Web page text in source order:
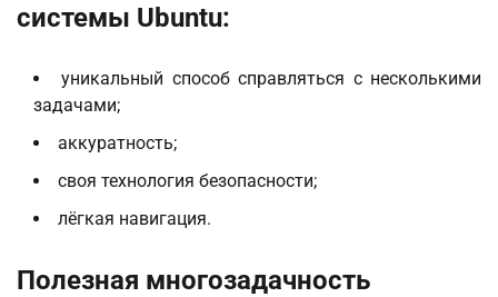
системы Ubuntu:
уникальный способ справляться с несколькими
задачами;
аккуратность;
своя технология безопасности;
лёгкая навигация.
Полезная многозадачность